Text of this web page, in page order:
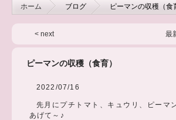
ホーム ブログ ピーマンの収穫（食
< next 最
ピーマンの収穫（食育）
2022/07/16
先月にプチトマト、キュウリ、ピーマ
あげて～♪